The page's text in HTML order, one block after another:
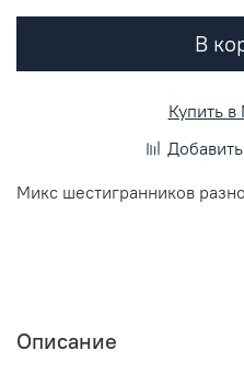
В
Купить в
Микс шестигранников
Описание